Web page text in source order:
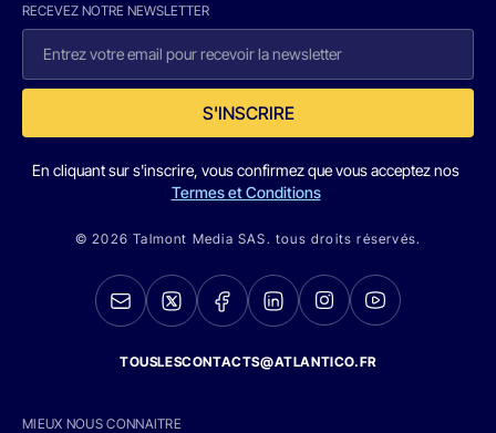
RECEVEZ NOTRE NEWSLETTER
S'INSCRIRE
En cliquant sur s'inscrire, vous confirmez que vous acceptez nos
Termes et Conditions
© 2026 Talmont Media SAS. tous droits réservés.
TOUSLESCONTACTS@ATLANTICO.FR
MIEUX NOUS CONNAITRE